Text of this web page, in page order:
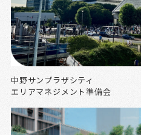
中野サンプラザシティ
エリアマネジメント準備会